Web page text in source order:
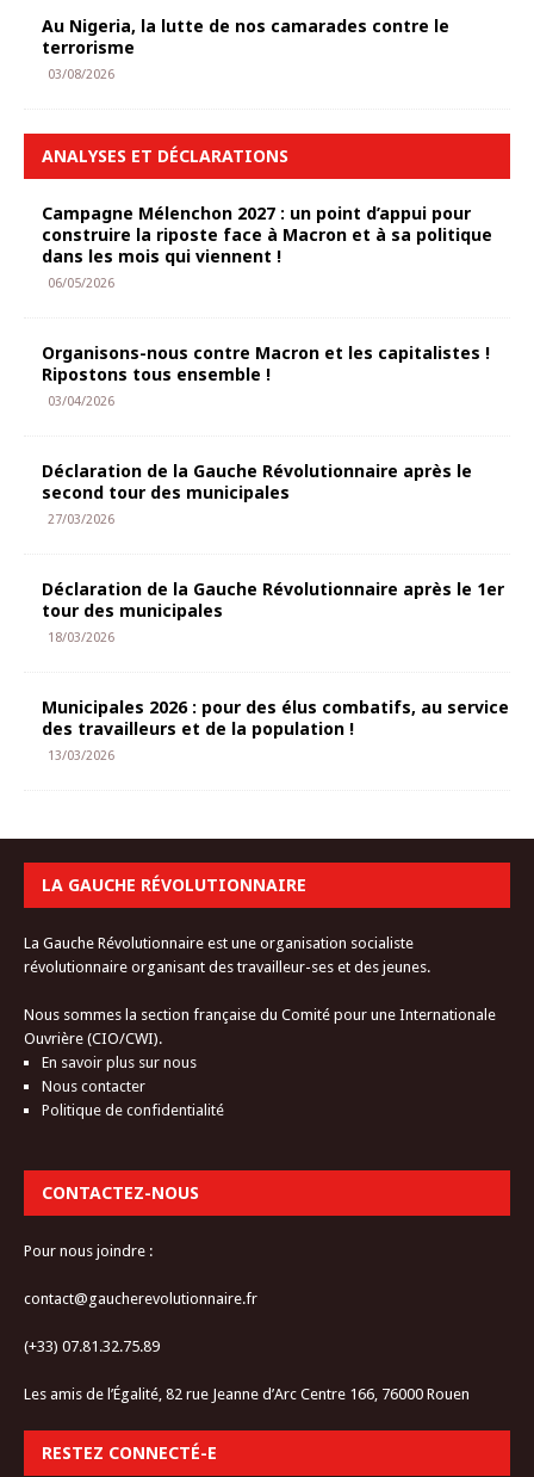
Au Nigeria, la lutte de nos camarades contre le
terrorisme
03/08/2026
ANALYSES ET DÉCLARATIONS
Campagne Mélenchon 2027 : un point d’appui pour
construire la riposte face à Macron et à sa politique
dans les mois qui viennent !
06/05/2026
Organisons-nous contre Macron et les capitalistes !
Ripostons tous ensemble !
03/04/2026
Déclaration de la Gauche Révolutionnaire après le
second tour des municipales
27/03/2026
Déclaration de la Gauche Révolutionnaire après le 1er
tour des municipales
18/03/2026
Municipales 2026 : pour des élus combatifs, au service
des travailleurs et de la population !
13/03/2026
LA GAUCHE RÉVOLUTIONNAIRE
La Gauche Révolutionnaire est une organisation socialiste
révolutionnaire organisant des travailleur-ses et des jeunes.
Nous sommes la section française du Comité pour une Internationale
Ouvrière (CIO/CWI).
En savoir plus sur nous
Nous contacter
Politique de confidentialité
CONTACTEZ-NOUS
Pour nous joindre :
contact@gaucherevolutionnaire.fr
(+33) 07.81.32.75.89
Les amis de l’Égalité, 82 rue Jeanne d’Arc Centre 166, 76000 Rouen
RESTEZ CONNECTÉ-E